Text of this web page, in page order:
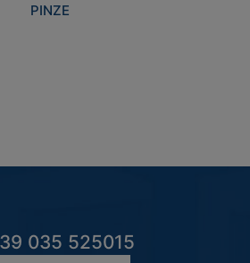
PINZE
035 525015